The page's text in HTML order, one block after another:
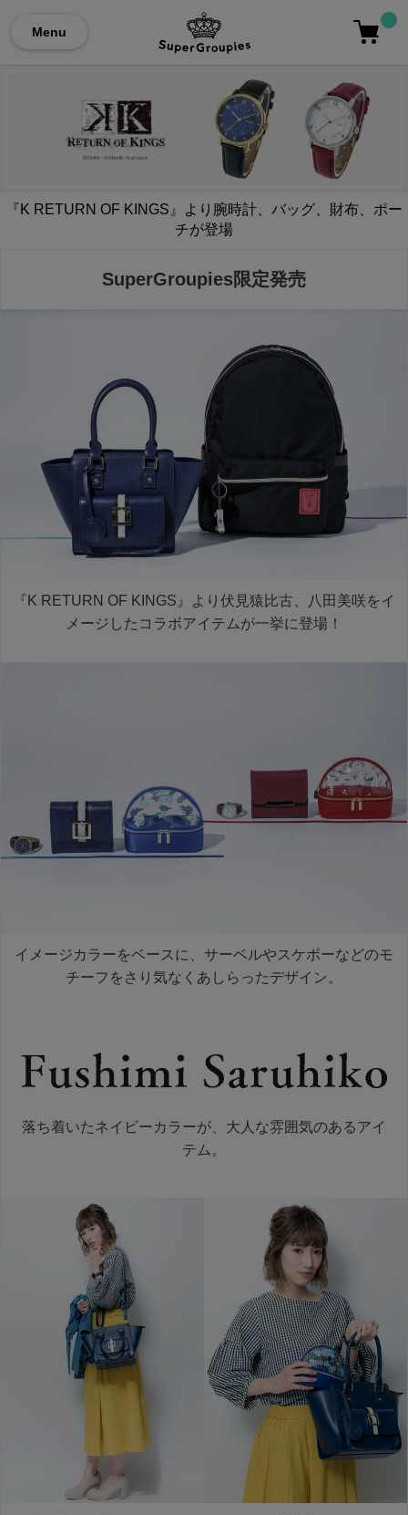
Menu
『K RETURN OF KINGS』より腕時計、バッグ、財布、ポー
チが登場
SuperGroupies限定発売
『K RETURN OF KINGS』より伏見猿比古、八田美咲をイ
メージしたコラボアイテムが一挙に登場！
イメージカラーをベースに、サーベルやスケボーなどのモ
チーフをさり気なくあしらったデザイン。
落ち着いたネイビーカラーが、大人な雰囲気のあるアイ
テム。